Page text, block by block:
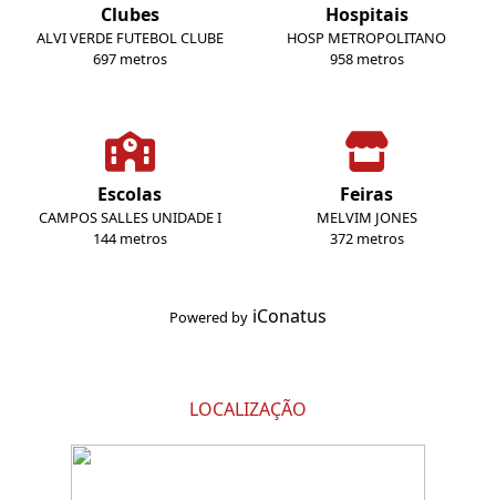
Clubes
ALVI VERDE FUTEBOL CLUBE
697 metros
Hospitais
HOSP METROPOLITANO
958 metros
Escolas
CAMPOS SALLES UNIDADE I
144 metros
Feiras
MELVIM JONES
372 metros
Powered by iConatus
LOCALIZAÇÃO